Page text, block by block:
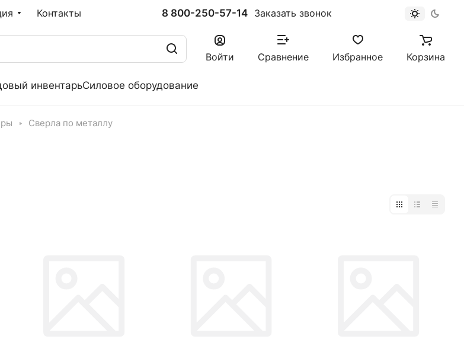
Контакты 8 800-250-57-14 Заказать звонок
Войти Сравнение Избранное Корзина
инвентарьСиловое оборудование
Сверла по металлу